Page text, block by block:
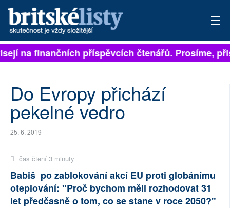
PŘIHLÁSIT
ARCHIV
ROZHOVORY
NEJČTENĚJŠÍ ZA 7 DNÍ
AUTOŘI
na finančních příspěvcích čtenářů. Prosíme,
Do Evropy přichází
pekelné vedro
25. 6. 2019
čas čtení 3 minuty
Babiš po zablokování akcí EU proti globánímu
oteplování: "Proč bychom měli rozhodovat 31
let předčasně o tom, co se stane v roce 2050?"